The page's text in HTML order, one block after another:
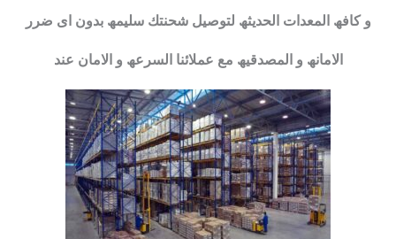
و كافھ المعدات الحدیثھ لتوصیل شحنتك سلیمھ بدون اى ضرر
الامانھ و المصدقیھ مع عملائنا السرعھ و الامان عند